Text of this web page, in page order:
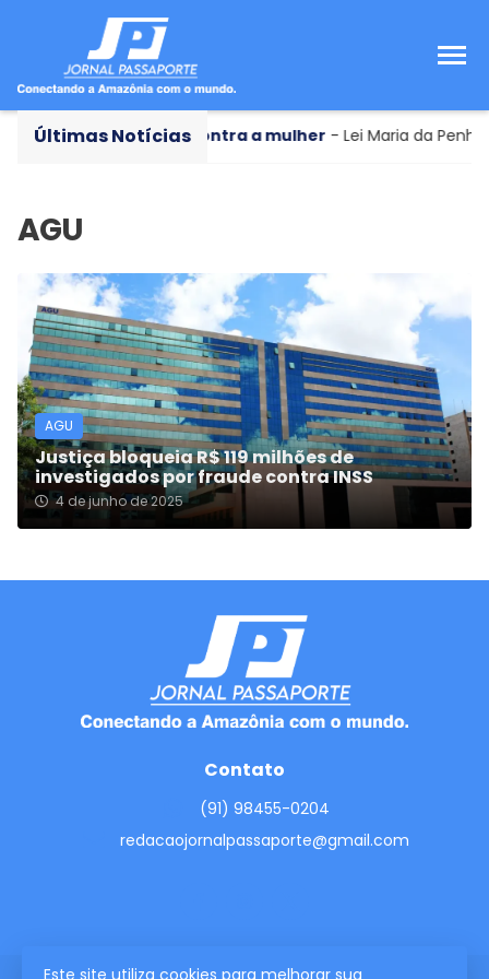
Últimas Notícias
Violência contra a mulher- Lei Maria da Penha
AGU
Justiça bloqueia R$ 119 milhões de
investigados por fraude contra INSS
4 de junho de 2025
Este site utiliza cookies para melhorar sua
Contato
(91) 98455-0204
redacaojornalpassaporte@gmail.com